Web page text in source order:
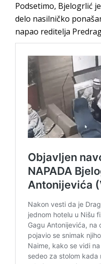
Podsetimo, Bjelogrlić
delo nasilničko
napao reditelja